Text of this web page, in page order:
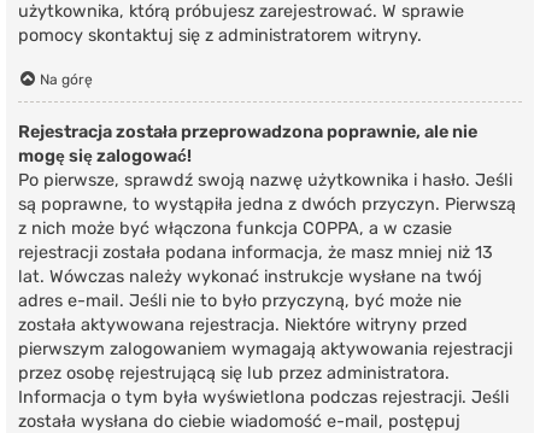
użytkownika, którą próbujesz zarejestrować. W sprawie
pomocy skontaktuj się z administratorem witryny.
Na górę
Rejestracja została przeprowadzona poprawnie, ale nie
mogę się zalogować!
Po pierwsze, sprawdź swoją nazwę użytkownika i hasło. Jeśli
są poprawne, to wystąpiła jedna z dwóch przyczyn. Pierwszą
z nich może być włączona funkcja COPPA, a w czasie
rejestracji została podana informacja, że masz mniej niż 13
lat. Wówczas należy wykonać instrukcje wysłane na twój
adres e-mail. Jeśli nie to było przyczyną, być może nie
została aktywowana rejestracja. Niektóre witryny przed
pierwszym zalogowaniem wymagają aktywowania rejestracji
przez osobę rejestrującą się lub przez administratora.
Informacja o tym była wyświetlona podczas rejestracji. Jeśli
została wysłana do ciebie wiadomość e-mail, postępuj